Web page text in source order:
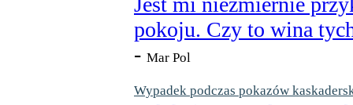
pokoju. Czy to wina
- Mar Pol
Wypadek podczas pokazów